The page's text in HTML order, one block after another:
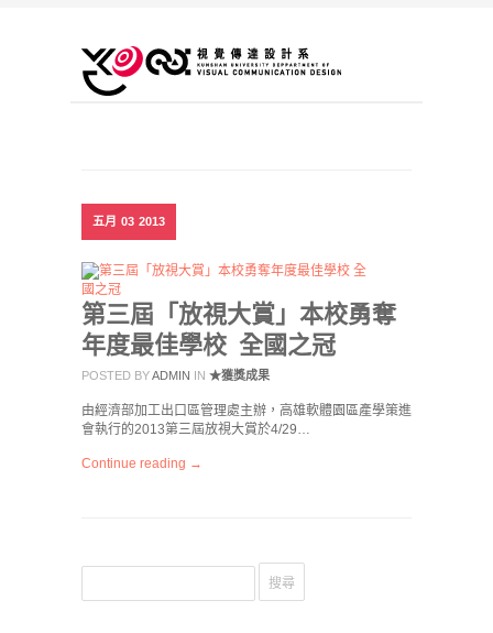
五月 03 2013
第三屆「放視大賞」本校勇奪
年度最佳學校 全國之冠
POSTED BYADMIN IN ★獲獎成果
由經濟部加工出口區管理處主辦，高雄軟體園區產學策進
會執行的2013第三屆放視大賞於4/29…
Continue reading →